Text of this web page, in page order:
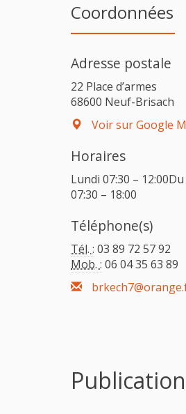
Coordonnées
Adresse postale
22 Place d’armes
68600 Neuf-Brisach
Voir sur Google
Horaires
Lundi 07:30 –
07:30 – 18:00
Téléphone(s)
Tél. : 03 89 72 57 92
Mob. : 06 04 35 63 89